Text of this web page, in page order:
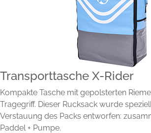
Transporttasche X-Rider
Kompakte Tasche mit gepolsterten
Tragegriff. Dieser Rucksack wurde
Verstauung des Packs entworfen:
Paddel + Pumpe.